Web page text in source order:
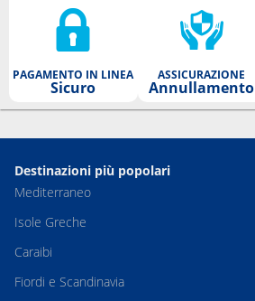
PAGAMENTO IN LINEA
Sicuro
ASSICURAZIONE
Annullamento
Destinazioni più popolari
Mediterraneo
Isole Greche
Caraibi
Fiordi e Scandinavia